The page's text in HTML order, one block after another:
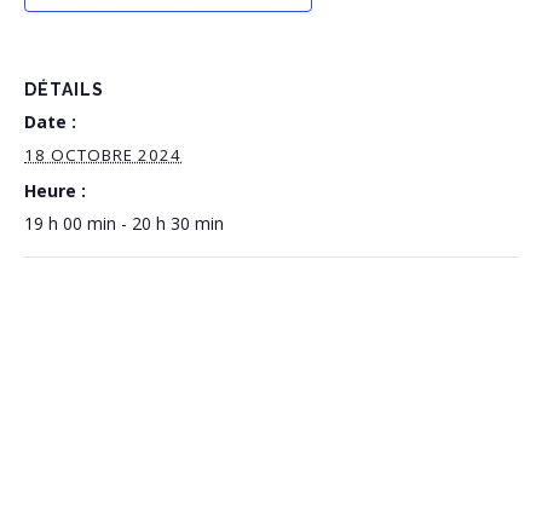
DÉTAILS
Date :
18 OCTOBRE 2024
Heure :
19 h 00 min - 20 h 30 min